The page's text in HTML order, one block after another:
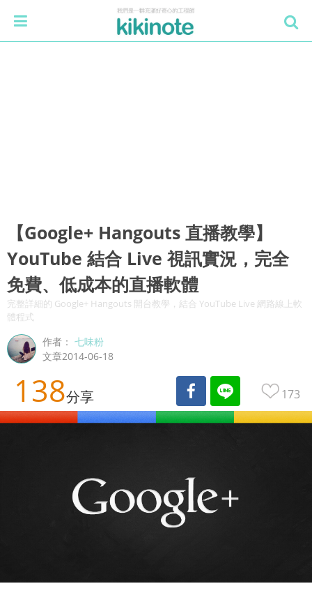
【Google+ Hangouts 直播教學】
YouTube 結合 Live 視訊實況，完全
免費、低成本的直播軟體
完整詳細的 Google+ Hangouts 開台教學，結合 YouTube Live 網路線上軟
體程式
作者：七味粉
文章2014-06-18
138分享 173